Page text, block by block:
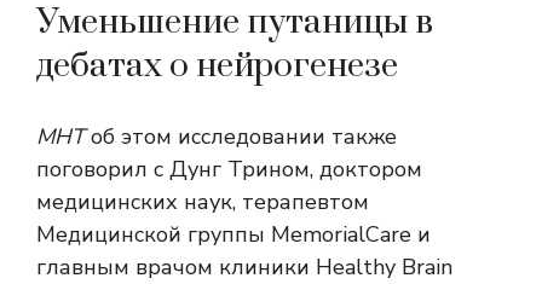
Уменьшение путаницы в
дебатах о нейрогенезе
МНТоб этом исследовании также
поговорил с Дунг Трином, доктором
медицинских наук, терапевтом
Медицинской группы MemorialCare и
главным врачом клиники Healthy Brain